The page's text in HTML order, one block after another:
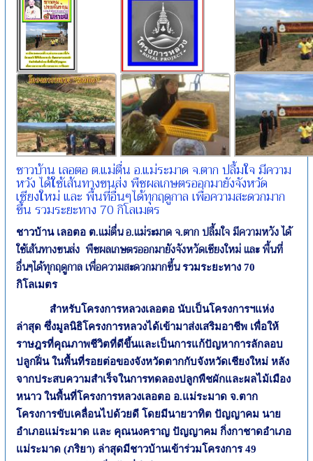
ชาวบ้าน เลอตอ ต.แม่ตื่น อ.แม่ระมาด จ.ตาก ปลื้มใจ มีความ
หวัง ได้ใช้เส้นทางขนส่ง พืชผลเกษตรออกมายังจังหวัด
เชียงใหม่ และ พื้นที่อื่นๆได้ทุกฤดูกาล เพื่อความสะดวกมาก
ขึ้น รวมระยะทาง 70 กิโลเมตร
ชาวบ้าน เลอตอ ต.แม่ตื่น อ.แม่ระมาด จ.ตาก ปลื้มใจ มีความหวัง ได้
ใช้เส้นทางขนส่ง พืชผลเกษตรออกมายังจังหวัดเชียงใหม่ และ พื้นที่
อื่นๆได้ทุกฤดูกาล เพื่อความสะดวกมากขึ้นรวมระยะทาง 70
กิโลเมตร
สำหรับโครงการหลวงเลอตอ นับเป็นโครงการฯแห่ง
ล่าสุด ซึ่งมูลนิธิโครงการหลวงได้เข้ามาส่งเสริมอาชีพ เพื่อให้
ราษฎรที่คุณภาพชีวิตที่ดีขึ้นและเป็นการแก้ปัญหาการลักลอบ
ปลูกฝิ่น ในพื้นที่รอยต่อของจังหวัดตากกับจังหวัดเชียงใหม่ หลัง
จากประสบความสำเร็จในการทดลองปลูกพืชผักและผลไม้เมือง
หนาว ในพื้นที่โครงการหลวงเลอตอ อ.แม่ระมาด จ.ตาก
โครงการขับเคลื่อนไปด้วยดี โดยมีนายวาทิต ปัญญาคม นาย
อำเภอแม่ระมาด และ คุณนงคราญ ปัญญาคม กิ่งกาชาดอำเภอ
แม่ระมาด (ภริยา) ล่าสุดมีชาวบ้านเข้าร่วมโครงการ 49